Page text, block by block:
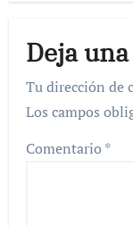
Deja
Tu dirección de
Los campos
Comentario *